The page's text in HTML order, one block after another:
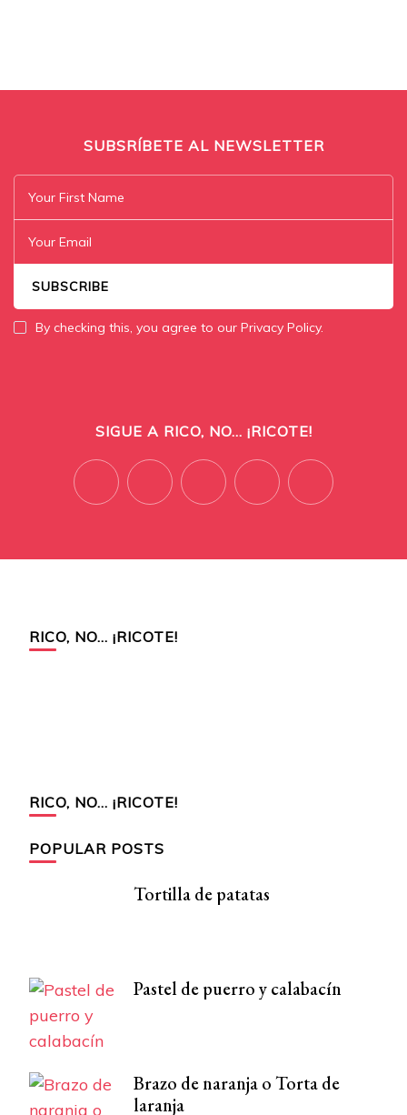
SUBSRÍBETE AL NEWSLETTER
By checking this, you agree to our Privacy Policy.
SIGUE A RICO, NO... ¡RICOTE!
RICO, NO… ¡RICOTE!
RICO, NO… ¡RICOTE!
POPULAR POSTS
Tortilla de patatas
Pastel de puerro y calabacín
Brazo de naranja o Torta de
laranja